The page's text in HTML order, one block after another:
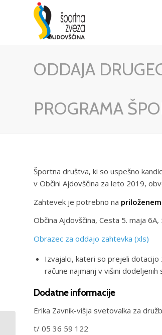
ODDAJA
PROGRAMA
Športna društva, ki so uspešno
v Občini Ajdovščina za leto 2019,
Zahtevek je potrebno na
Občina Ajdovščina, Cesta 5. maja
Obrazec za oddajo zahtevka (xls)
Izvajalci, kateri so prejeli dotacijo
račune najmanj v višini
Dodatne informacije
Erika Zavnik-višja svetovalka za
t/ 05 36 59 122